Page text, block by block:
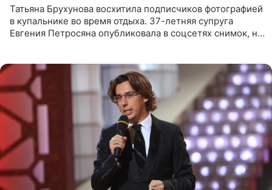
Татьяна Брухунова восхитила подписчиков фотографией
в купальнике во время отдыха. 37-летняя супруга
Евгения Петросяна опубликовала в соцсетях снимок, на